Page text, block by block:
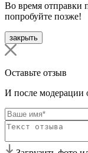
Во время отправки
попробуйте позже!
закрыть
Оставьте отзыв
И после модерации